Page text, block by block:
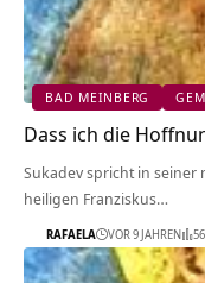
BAD MEINBERG
Dass ich die
Sukadev spricht in seiner
heiligen Franziskus…
RAFAELA VOR 9 JAHREN